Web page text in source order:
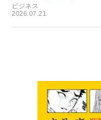
ビジネス
2026.07.21